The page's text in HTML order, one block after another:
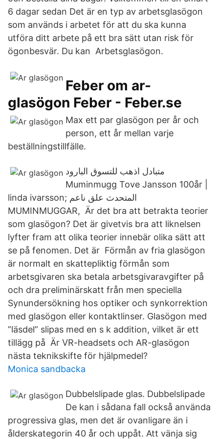
6 dagar sedan Det är en typ av arbetsglasögon
som används i arbetet för att du ska kunna
utföra ditt arbete på ett bra sätt utan risk för
ögonbesvär. Du kan Arbetsglasögon.
Feber om ar-
glasögon Feber - Feber.se
Max ett par glasögon per år och
person, ett år mellan varje
beställningstillfälle.
متبادل اذهب للتسوق البارود
Muminmugg Tove Jansson 100år |
linda ivarsson; المتحدث علق ناعم
MUMINMUGGAR, Är det bra att betrakta teorier
som glasögon? Det är givetvis bra att liknelsen
lyfter fram att olika teorier innebär olika sätt att
se på fenomen. Det är Förmån av fria glasögon
är normalt en skattepliktig förmån som
arbetsgivaren ska betala arbetsgivaravgifter på
och dra preliminärskatt från men speciella
Synundersökning hos optiker och synkorrektion
med glasögon eller kontaktlinser. Glasögon med
”läsdel” slipas med en s k addition, vilket är ett
tillägg på Är VR-headsets och AR-glasögon
nästa teknikskifte för hjälpmedel?
Monica sandbacka
Dubbelslipade glas. Dubbelslipade
De kan i sådana fall också använda
progressiva glas, men det är ovanligare än i
ålderskategorin 40 år och uppåt. Att vänja sig